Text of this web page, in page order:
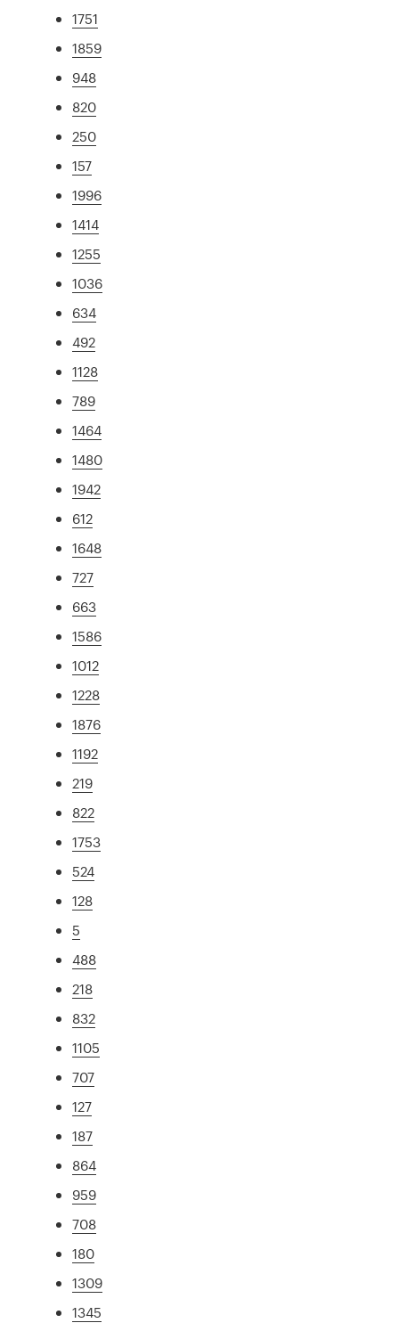
1751
1859
948
820
250
157
1996
1414
1255
1036
634
492
1128
789
1464
1480
1942
612
1648
727
663
1586
1012
1228
1876
1192
219
822
1753
524
128
5
488
218
832
1105
707
127
187
864
959
708
180
1309
1345